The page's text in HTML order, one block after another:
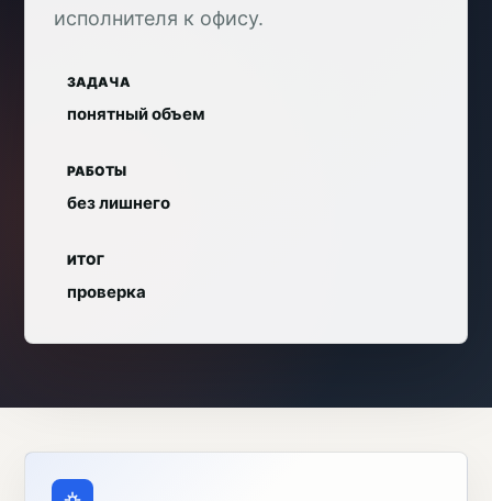
исполнителя к офису.
ЗАДАЧА
понятный объем
РАБОТЫ
без лишнего
ИТОГ
проверка